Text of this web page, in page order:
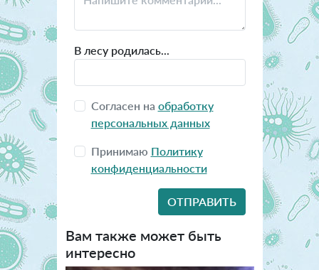
В лесу родилась...
Согласен на обработку
персональных данных
Принимаю Политику
конфиденциальности
Вам также может быть
интересно